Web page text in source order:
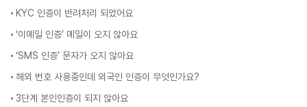
KYC 인증이 반려처리 되었어요
‘이메일 인증’ 메일이 오지 않아요
‘SMS 인증’ 문자가 오지 않아요
해외 번호 사용중인데 외국인 인증이 무엇인가요?
3단계 본인인증이 되지 않아요